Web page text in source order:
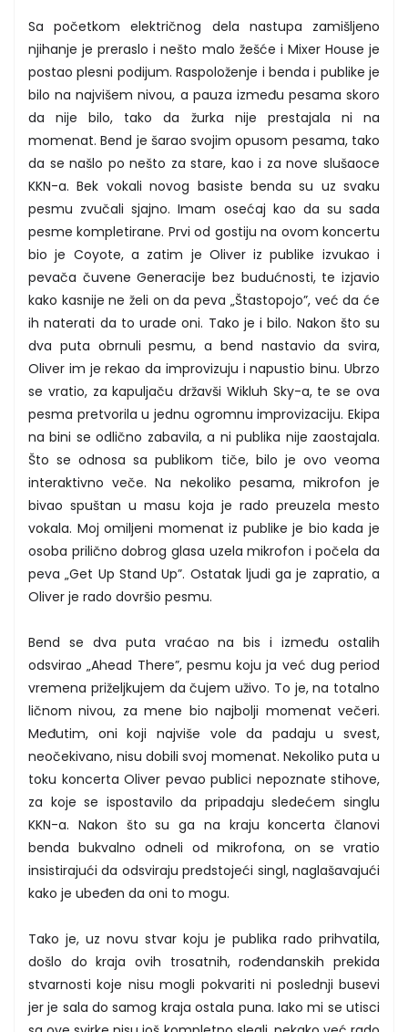
Sa početkom električnog dela nastupa zamišljeno
njihanje je preraslo i nešto malo žešće i Mixer House je
postao plesni podijum. Raspoloženje i benda i publike je
bilo na najvišem nivou, a pauza između pesama skoro
da nije bilo, tako da žurka nije prestajala ni na
momenat. Bend je šarao svojim opusom pesama, tako
da se našlo po nešto za stare, kao i za nove slušaoce
KKN-a. Bek vokali novog basiste benda su uz svaku
pesmu zvučali sjajno. Imam osećaj kao da su sada
pesme kompletirane. Prvi od gostiju na ovom koncertu
bio je Coyote, a zatim je Oliver iz publike izvukao i
pevača čuvene Generacije bez budućnosti, te izjavio
kako kasnije ne želi on da peva „Štastopojo”, već da će
ih naterati da to urade oni. Tako je i bilo. Nakon što su
dva puta obrnuli pesmu, a bend nastavio da svira,
Oliver im je rekao da improvizuju i napustio binu. Ubrzo
se vratio, za kapuljaču državši Wikluh Sky-a, te se ova
pesma pretvorila u jednu ogromnu improvizaciju. Ekipa
na bini se odlično zabavila, a ni publika nije zaostajala.
Što se odnosa sa publikom tiče, bilo je ovo veoma
interaktivno veče. Na nekoliko pesama, mikrofon je
bivao spuštan u masu koja je rado preuzela mesto
vokala. Moj omiljeni momenat iz publike je bio kada je
osoba prilično dobrog glasa uzela mikrofon i počela da
peva „Get Up Stand Up”. Ostatak ljudi ga je zapratio, a
Oliver je rado dovršio pesmu.
Bend se dva puta vraćao na bis i između ostalih
odsvirao „Ahead There”, pesmu koju ja već dug period
vremena priželjkujem da čujem uživo. To je, na totalno
ličnom nivou, za mene bio najbolji momenat večeri.
Međutim, oni koji najviše vole da padaju u svest,
neočekivano, nisu dobili svoj momenat. Nekoliko puta u
toku koncerta Oliver pevao publici nepoznate stihove,
za koje se ispostavilo da pripadaju sledećem singlu
KKN-a. Nakon što su ga na kraju koncerta članovi
benda bukvalno odneli od mikrofona, on se vratio
insistirajući da odsviraju predstojeći singl, naglašavajući
kako je ubeđen da oni to mogu.
Tako je, uz novu stvar koju je publika rado prihvatila,
došlo do kraja ovih trosatnih, rođendanskih prekida
stvarnosti koje nisu mogli pokvariti ni poslednji busevi
jer je sala do samog kraja ostala puna. Iako mi se utisci